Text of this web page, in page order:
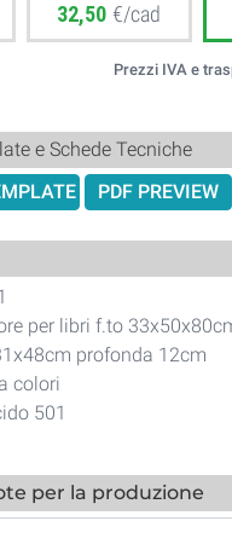
32,50 €/cad
Prezzi IVA e
e Schede Tecniche
PDF PREVIEW
per libri f.to
profonda 12cm
colori
501
per la produzione